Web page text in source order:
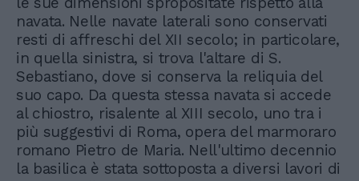
navata. Nelle navate laterali sono conservati
resti di affreschi del XII secolo; in particolare,
in quella sinistra, si trova l'altare di S.
Sebastiano, dove si conserva la reliquia del
suo capo. Da questa stessa navata si accede
al chiostro, risalente al XIII secolo, uno tra i
più suggestivi di Roma, opera del marmoraro
romano Pietro de Maria. Nell'ultimo decennio
la basilica è stata sottoposta a diversi lavori di